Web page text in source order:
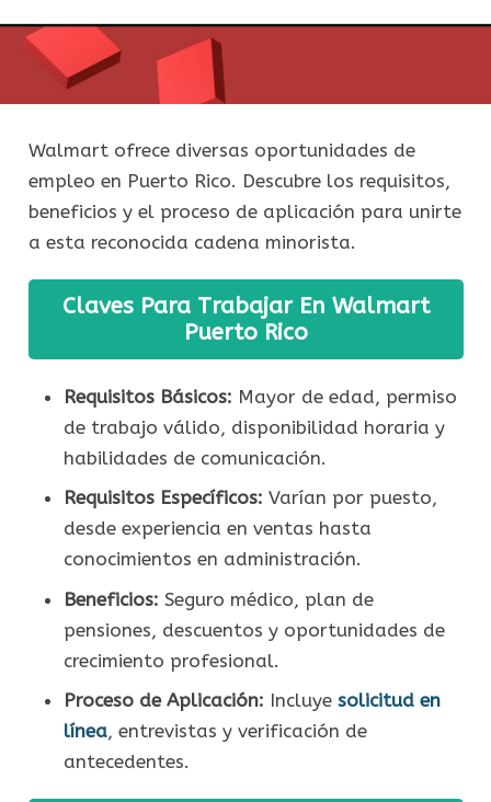
Walmart ofrece diversas oportunidades de
empleo en Puerto Rico. Descubre los requisitos,
beneficios y el proceso de aplicación para unirte
a esta reconocida cadena minorista.
Claves Para Trabajar En Walmart
Puerto Rico
Requisitos Básicos: Mayor de edad, permiso
de trabajo válido, disponibilidad horaria y
habilidades de comunicación.
Requisitos Específicos: Varían por puesto,
desde experiencia en ventas hasta
conocimientos en administración.
Beneficios: Seguro médico, plan de
pensiones, descuentos y oportunidades de
crecimiento profesional.
Proceso de Aplicación: Incluye solicitud en
línea, entrevistas y verificación de
antecedentes.